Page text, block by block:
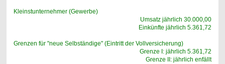
Kleinstunternehmer (Gewerbe)
Umsatz jährlich 30.000,00
Einkünfte jährlich 5.361,72
Grenzen für "neue Selbständige" (Eintritt der Vollversicherung)
Grenze I: jährlich 5.361,72
Grenze II: jährlich enfällt